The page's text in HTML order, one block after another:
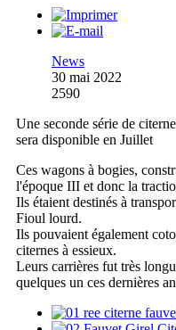
News
30 mai 2022
2590
Une seconde série de
sera disponible en Juillet
Ces wagons à bogies,
l'époque III et donc la
Ils étaient destinés à
Fioul lourd.
Ils pouvaient également
citernes à essieux.
Leurs carrières fut très
quelques un ces dernières